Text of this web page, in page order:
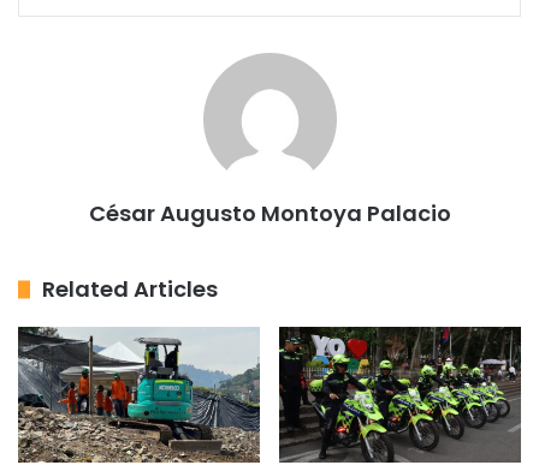
César Augusto Montoya Palacio
Related Articles